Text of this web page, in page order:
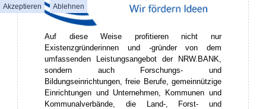
Auf diese Weise profitieren nicht nur
Existenzgründerinnen und -gründer von dem
umfassenden Leistungsangebot der NRW.BANK,
sondern auch Forschungs- und
Bildungseinrichtungen, freie Berufe, gemeinnützige
Einrichtungen und Unternehmen, Kommunen und
Kommunalverbände, die Land-, Forst- und
Akzeptieren Ablehnen